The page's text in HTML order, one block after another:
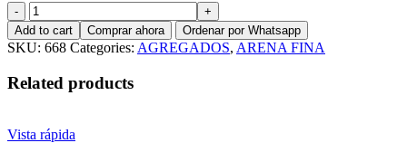
ARENA
FINA
X
1M3
quantity
Add to cart Comprar ahora Ordenar por Whatsapp
SKU: 668 Categories: AGREGADOS, ARENA FINA
Related products
Vista rápida